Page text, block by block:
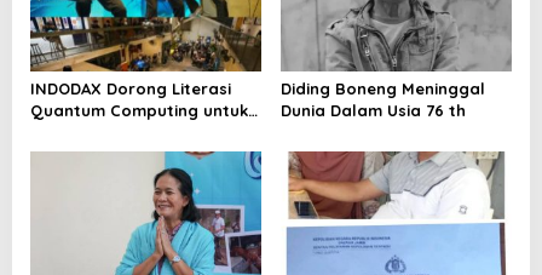
INDODAX Dorong Literasi
Quantum Computing untuk
Blockchain
Diding Boneng Meninggal
Dunia Dalam Usia 76 th